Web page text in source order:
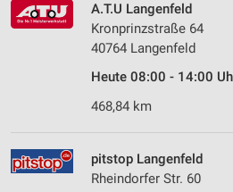
A.T.U Langenfeld
Kronprinzstraße 64
40764 Langenfeld
Heute 08:00 - 14:00
468,84 km
pitstop Langenfeld
Rheindorfer Str. 60